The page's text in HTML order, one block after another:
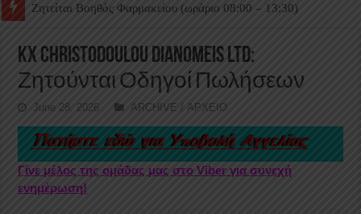
Ζητείται Βοηθός Θαλάμου
KX CHRISTODOULOU DIANOMEIS LTD:
Ζητούνται Οδηγοί Πωλήσεων
June 28, 2026 ARCHIVE / ΑΡΧΕΙΟ
Γίνε μέλος της ομάδας μας στο Viber για συνεχή
ενημέρωση!